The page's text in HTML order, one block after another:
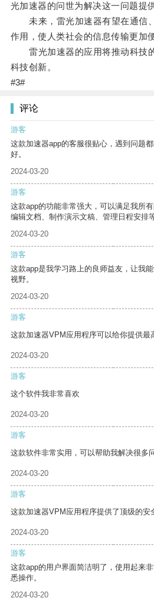
光加速器的问世为解决这一问题提
未来，雷光加速器有望在通信
作用，使人类社会的信息传输更加
雷光加速器的应用将推动科技
科技创新。
#3#
评论
游客
这款加速器app的客服很贴心，遇到问题
好。
2024-03-20
游客
这款app的功能非常强大，可以满足我所
编辑文档、制作演示文稿、管理日程安排等
2024-03-20
游客
这款app是我学习路上的良师益友，让我
视野。
2024-03-20
游客
这款加速器VPM应用程序可以给你提供最
2024-03-20
游客
这个软件我非常喜欢
2024-03-20
游客
这款软件非常实用，可以帮助我解决很多问
2024-03-20
游客
这款加速器VPM应用程序提供了顶级的安
2024-03-20
游客
这款app的用户界面简洁明了，使用起来
悉操作。
2024-03-20